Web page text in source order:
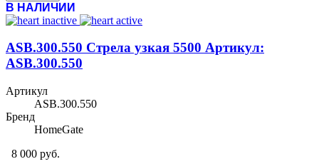
В НАЛИЧИИ
ASB.300.550 Стрела узкая 5500 Артикул:
ASB.300.550
Артикул
ASB.300.550
Бренд
HomeGate
8 000 руб.